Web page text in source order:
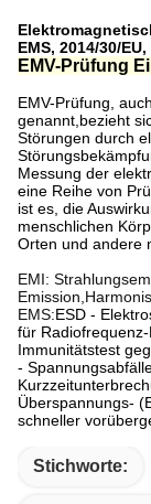
EMS, 2014/30/
EMV-Prüfung
EMV-Prüfung,
genannt,bezieht
Störungen durch
Messung der
eine Reihe von
ist es, die
menschlichen
Orten und andere
EMI:
Emission,
EMS:ESD -
für
Immunitätstest
-
Überspannungs-
schneller
Stichworte: